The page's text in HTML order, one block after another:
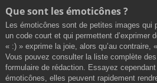
Que sont les émoticônes ?
Les émoticônes sont de petites images
un code court et qui permettent d’exprimer
« :) » exprime la joie, alors qu’au contraire,
Vous pouvez consulter la liste complète
formulaire de rédaction. Essayez
émoticônes, elles peuvent rapidement